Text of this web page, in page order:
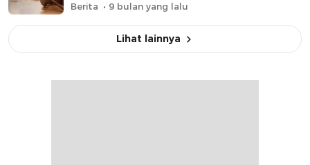
Berita 9 bulan yang lalu
Lihat lainnya